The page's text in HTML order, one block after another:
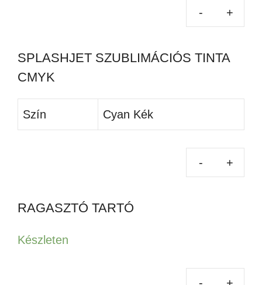
SPLASHJET SZUBLIMÁCIÓS TINTA
CMYK
Szín Cyan Kék
RAGASZTÓ TARTÓ
Készleten